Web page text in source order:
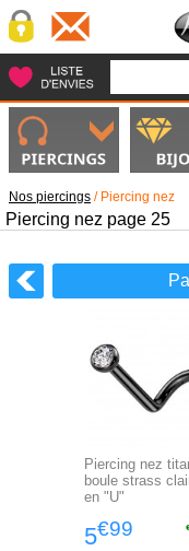
Nos piercings / Piercing nez
Piercing nez page 25
Piercing nez
boule strass
en "U"
5€99